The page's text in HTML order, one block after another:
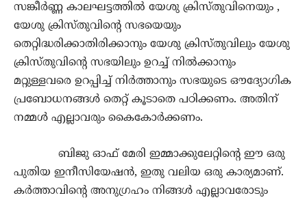
സങ്കീർണ്ണ കാലഘട്ടത്തിൽ യേശു ക്രിസ്തുവിനെയും ,
യേശു ക്രിസ്തുവിന്റെ സഭയെയും
തെറ്റിദ്ധരിക്കാതിരിക്കാനും യേശു ക്രിസ്തുവിലും യേശു
ക്രിസ്തുവിന്റെ സഭയിലും ഉറച്ച് നിൽക്കാനും
മറ്റുള്ളവരെ ഉറപ്പിച്ച് നിർത്താനും സഭയുടെ ഔദ്യോഗിക
പ്രബോധനങ്ങൾ തെറ്റ് കൂടാതെ പഠിക്കണം. അതിന്
നമ്മൾ എല്ലാവരും കൈകോർക്കണം.
ബിജു ഓഫ് മേരി ഇമ്മാക്കുലേറ്റിന്റെ ഈ ഒരു
പുതിയ ഇനീസിയേഷൻ, ഇതു വലിയ ഒരു കാര്യമാണ്.
കർത്താവിന്റെ അനുഗ്രഹം നിങ്ങൾ എല്ലാവരോടും